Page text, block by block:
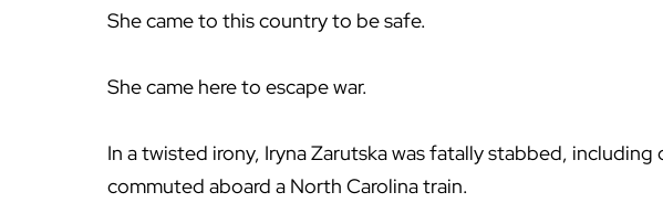
She came to this country to be safe.
She came here to escape war.
In a twisted irony, Iryna Zarutska was fatally stabbed, including
commuted aboard a North Carolina train.